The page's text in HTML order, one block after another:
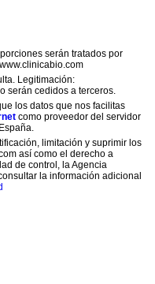
serán tratados por
Legitimación:
serán cedidos a terceros.
los datos que nos facilitas
como proveedor del servidor
limitación y suprimir los
así como el derecho a
de control, la Agencia
la información adicional